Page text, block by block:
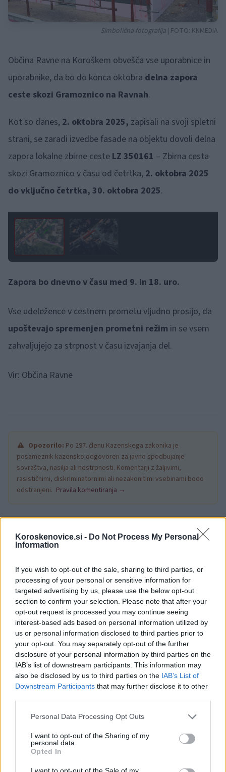
Koroskenovice.si - Do Not Process My Personal
Information
If you wish to opt-out of the sale, sharing to third parties, or
processing of your personal or sensitive information for
targeted advertising by us, please use the below opt-out
section to confirm your selection. Please note that after your
opt-out request is processed you may continue seeing
interest-based ads based on personal information utilized by
us or personal information disclosed to third parties prior to
your opt-out. You may separately opt-out of the further
disclosure of your personal information by third parties on the
IAB’s list of downstream participants. This information may
also be disclosed by us to third parties on the IAB’s List of
Downstream Participants that may further disclose it to other
Please note that this website/app uses one or more Google
not limited to your visit or usage behaviour. You may click to
grant or deny consent to Google and its third-party tags to
use your data for below specified purposes in below Google
consent section.
Personal Data Processing Opt Outs
I want to opt-out of the Sharing of my
personal data.
Opted In
I want to opt-out of the Sale of my
Simbolična fotografija | FOTO: KNMEDIA
Občina Ravne na Koroškem obvešča vse uporabnice in
uporabnike, da bo do konca oktobra delna zapora
ceste skozi Gramoznico na Ravnah.
Kot so danes, 2. oktobra 2025, zapisali na svoji spletni
strani, se zaradi izvedbe fasade na objektu dovoli delna
zapora lokalne zbirne ceste LZ 350161 – Zbirna cesta
skozi Gramoznico v času od četrtka, 2. oktobra 2025
do vključno četrtka, 30. oktobra 2025.
Zapora bo dnevno v času med 9. in 18. uro.
Vse udeležence v cestnem prometu vljudno prosijo, da
upoštevajo spremenjen prometni režim in se vsem
zahvaljujejo za strpnost v času izvajanja del.
Vir: Občina Ravne
Opozorilo: Po 297. členu Kazenskega zakonika je
posameznik kazensko odgovoren za javno spodbujanje
sovraštva, nasilja ali nestrpnosti. Komentarji z žaljivimi,
rasističnimi, diskriminatornimi ali nezakonitimi vsebinami bodo
odstranjeni. Pravila komentiranja →
Občine: Ravne na Koroškem
Kategorije: Novice Novice
Ključne besede: fasada gramoznica
oder
promet
zapora ceste
Več iz kraja Ravne na Koroškem
Freestyle navdušuje s poletno
Kovinska ograja po meri: kako